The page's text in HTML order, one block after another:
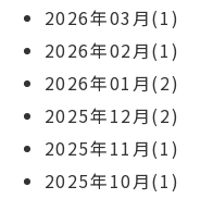
2026年03月(1)
2026年02月(1)
2026年01月(2)
2025年12月(2)
2025年11月(1)
2025年10月(1)